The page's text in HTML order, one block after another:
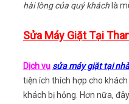
hài lòng của quý khách là
Sửa Máy Giặt Tại
Dịch vụ sửa máy giặt tại
tiện ích thích hợp cho
khách bị hỏng. Hơn nữa,